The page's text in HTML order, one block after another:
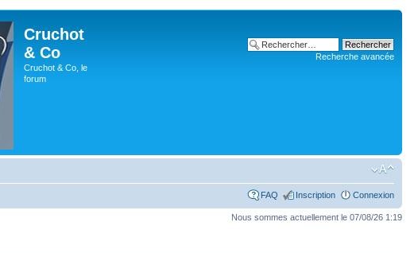
Cruchot
& Co
Cruchot & Co, le
forum
Recherche avancée
FAQ Inscription Connexion
Nous sommes actuellement le 07/08/26 1:19